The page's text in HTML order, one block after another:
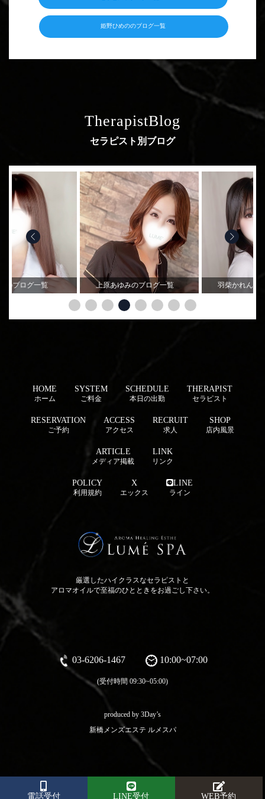
姫野ひめののブログ一覧
TherapistBlog
セラピスト別ブログ
ブログ一覧 上原あゆみのブログ一覧 羽柴かれんの
HOME
ホーム
SYSTEM
ご料金
SCHEDULE
本日の出勤
THERAPIST
セラピスト
RESERVATION
ご予約
ACCESS
アクセス
RECRUIT
求人
SHOP
店内風景
ARTICLE
メディア掲載
LINK
リンク
POLICY
利用規約
X
エックス
LINE
ライン
厳選したハイクラスなセラピストと
アロマオイルで至福のひとときをお過ごし下さい。
03-6206-1467 10:00~07:00
(受付時間 09:30~05:00)
produced by 3Day’s
新橋メンズエステ ルメスパ
電話受付 LINE受付 WEB予約